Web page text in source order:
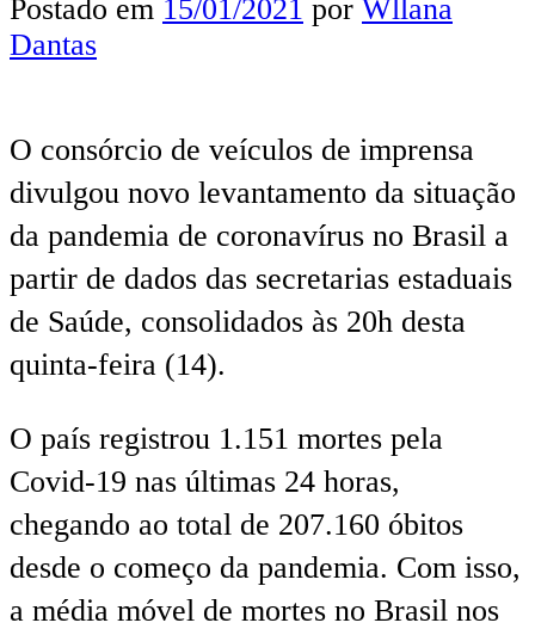
Postado em 15/01/2021 por Wllana
Dantas
O consórcio de veículos de imprensa
divulgou novo levantamento da situação
da pandemia de coronavírus no Brasil a
partir de dados das secretarias estaduais
de Saúde, consolidados às 20h desta
quinta-feira (14).
O país registrou 1.151 mortes pela
Covid-19 nas últimas 24 horas,
chegando ao total de 207.160 óbitos
desde o começo da pandemia. Com isso,
a média móvel de mortes no Brasil nos